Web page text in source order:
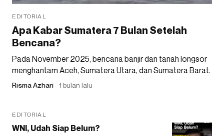
EDITORIAL
Apa Kabar Sumatera 7 Bulan Setelah
Bencana?
Pada November 2025, bencana banjir dan tanah longsor
menghantam Aceh, Sumatera Utara, dan Sumatera Barat.
Risma Azhari 1 bulan lalu
EDITORIAL
WNI, Udah Siap Belum?